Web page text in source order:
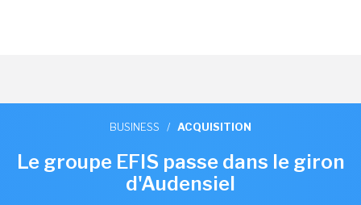
BUSINESS / ACQUISITION
Le groupe EFIS passe dans le giron
d'Audensiel